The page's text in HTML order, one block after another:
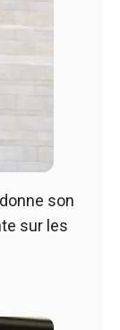
son
sur les